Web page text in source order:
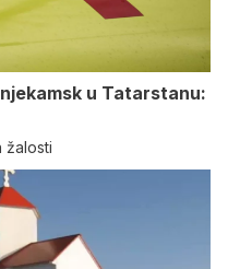
u Tatarstanu:
žalosti